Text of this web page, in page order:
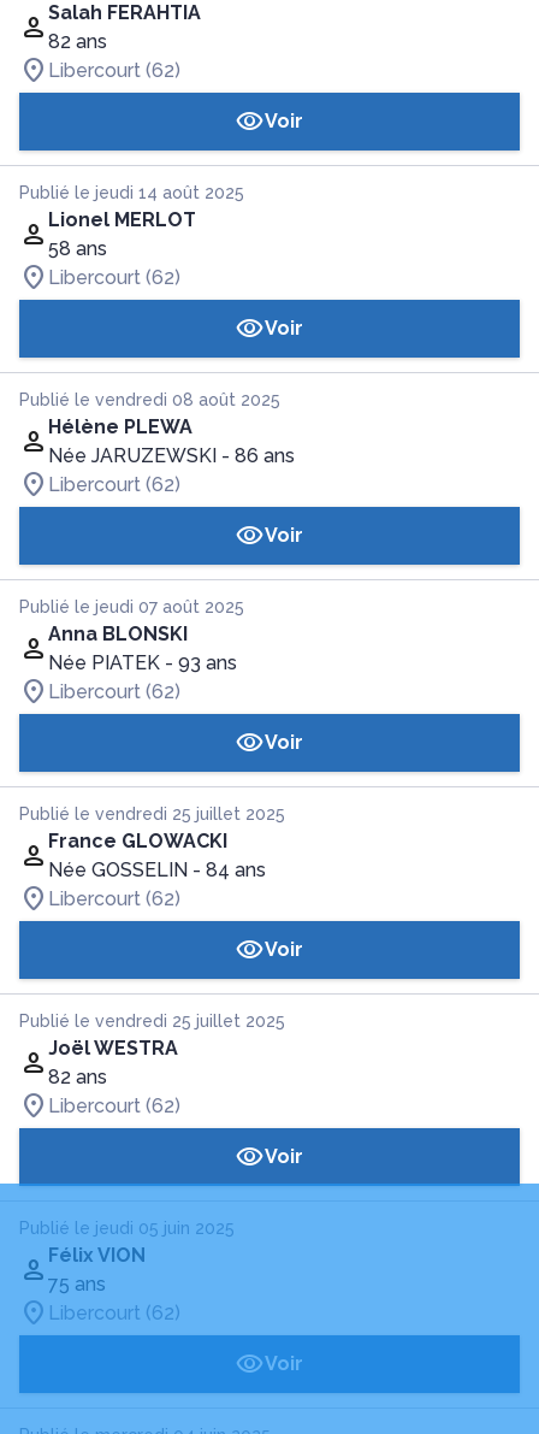
Salah FERAHTIA
82 ans
Libercourt (62)
Voir
Publié le jeudi 14 août 2025
Lionel MERLOT
58 ans
Libercourt (62)
Voir
Publié le vendredi 08 août 2025
Hélène PLEWA
Née JARUZEWSKI - 86 ans
Libercourt (62)
Voir
Publié le jeudi 07 août 2025
Anna BLONSKI
Née PIATEK - 93 ans
Libercourt (62)
Voir
Publié le vendredi 25 juillet 2025
France GLOWACKI
Née GOSSELIN - 84 ans
Libercourt (62)
Voir
Publié le vendredi 25 juillet 2025
Joël WESTRA
82 ans
Libercourt (62)
Voir
Publié le jeudi 05 juin 2025
Félix VION
75 ans
Libercourt (62)
Voir